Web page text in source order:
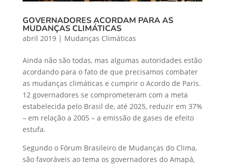
GOVERNADORES ACORDAM PARA AS
MUDANÇAS CLIMÁTICAS
abril 2019| Mudanças Climáticas
Ainda não são todas, mas algumas autoridades estão
acordando para o fato de que precisamos combater
as mudanças climáticas e cumprir o Acordo de Paris.
12 governadores se comprometeram com a meta
estabelecida pelo Brasil de, até 2025, reduzir em 37%
– em relação a 2005 – a emissão de gases de efeito
estufa.
Segundo o Fórum Brasileiro de Mudanças do Clima,
são favoráveis ao tema os governadores do Amapá,